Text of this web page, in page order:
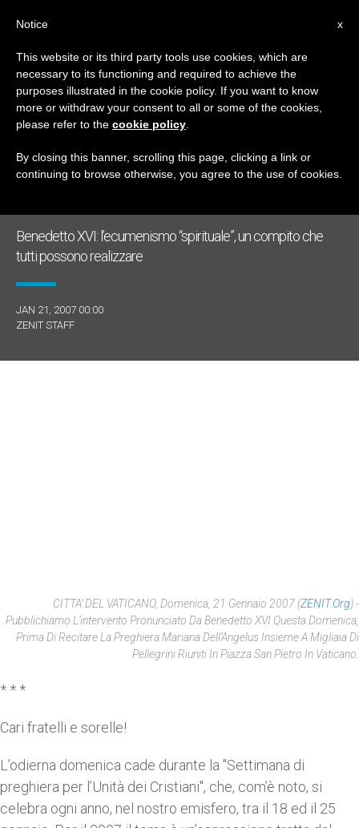
GIORNO
Gennaio 21st, 2007
ULTIME NOTIZIE
Benedetto XVI: l’ecumenismo “spirituale”, un compito che
tutti possono realizzare
JAN 21, 2007 00:00
ZENIT STAFF
CITTA’ DEL VATICANO, Domenica, 21 Gennaio 2007 (ZENIT.org).-
Pubblichiamo L’intervento Pronunciato Da Benedetto XVI Questa Domenica,
Prima Di Recitare La Preghiera Mariana Dell’Angelus Insieme A Migliaia Di
Pellegrini Riuniti In Piazza San Pietro In Vaticano.
* * *
Cari fratelli e sorelle!
L’odierna domenica cade durante la "Settimana di
preghiera per l’Unità dei Cristiani", che, com’è noto, si
celebra ogni anno, nel nostro emisfero, tra il 18 ed il 25
x
Notice
This website or its third party tools use cookies, which are
necessary to its functioning and required to achieve the
purposes illustrated in the cookie policy. If you want to know
more or withdraw your consent to all or some of the cookies,
please refer to the cookie policy
By closing this banner, scrolling this page, clicking a link or
continuing to browse otherwise, you agree to the use of cookies.